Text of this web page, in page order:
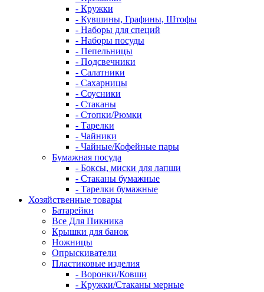
- Кружки
- Кувшины, Графины, Штофы
- Наборы для специй
- Наборы посуды
- Пепельницы
- Подсвечники
- Салатники
- Сахарницы
- Соусники
- Стаканы
- Стопки/Рюмки
- Тарелки
- Чайники
- Чайные/Кофейные пары
Бумажная посуда
- Боксы, миски для лапши
- Стаканы бумажные
- Тарелки бумажные
Хозяйственные товары
Батарейки
Все Для Пикника
Крышки для банок
Ножницы
Опрыскиватели
Пластиковые изделия
- Воронки/Ковши
- Кружки/Стаканы мерные